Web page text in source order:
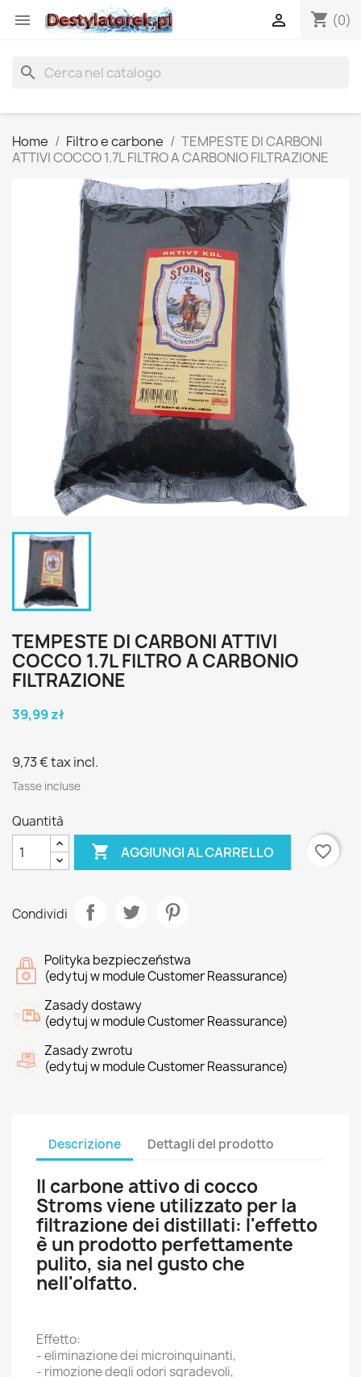
 shopping_cart (0)

search
Home Filtro e carbone
TEMPESTE DI CARBONI
ATTIVI COCCO 1.7L FILTRO A CARBONIO FILTRAZIONE
TEMPESTE DI CARBONI ATTIVI
COCCO 1.7L FILTRO A CARBONIO
FILTRAZIONE
39,99 zł
9,73 €tax incl.
Tasse incluse
Quantità
 AGGIUNGI AL CARRELLO favorite_border
Condividi
Polityka bezpieczeństwa
(edytuj w module Customer Reassurance)
Zasady dostawy
(edytuj w module Customer Reassurance)
Zasady zwrotu
(edytuj w module Customer Reassurance)
Descrizione Dettagli del prodotto
Il carbone attivo di cocco
Stroms viene utilizzato per la
filtrazione dei distillati: l'effetto
è un prodotto perfettamente
pulito, sia nel gusto che
nell'olfatto.
Effetto:
- eliminazione dei microinquinanti,
- rimozione degli odori sgradevoli,